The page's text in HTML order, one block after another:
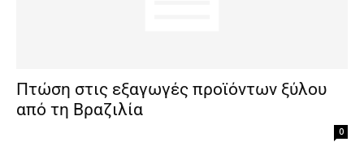
Πτώση στις εξαγωγές προϊόντων ξύλου
από τη Βραζιλία
0